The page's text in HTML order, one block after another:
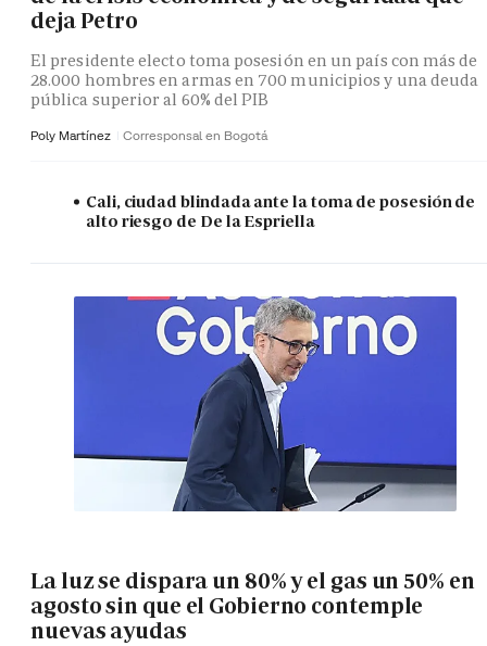
deja Petro
El presidente electo toma posesión en un país con más de
28.000 hombres en armas en 700 municipios y una deuda
pública superior al 60% del PIB
Poly Martínez Corresponsal en Bogotá
Cali, ciudad blindada ante la toma de posesión de
alto riesgo de De la Espriella
La luz se dispara un 80% y el gas un 50% en
agosto sin que el Gobierno contemple
nuevas ayudas